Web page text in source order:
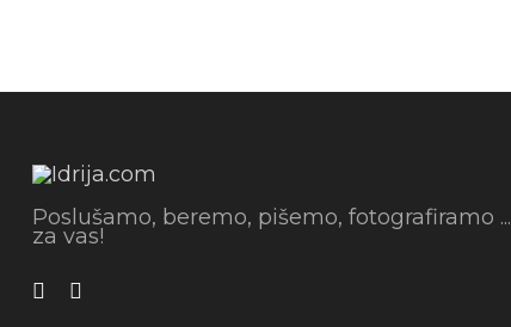
Poslušamo, beremo, pišemo, fotografiramo ...
za vas!